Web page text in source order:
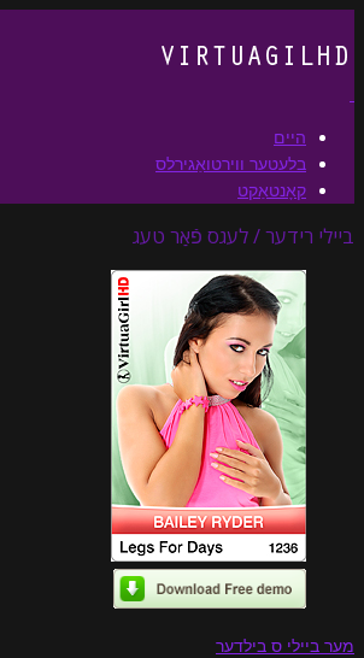
היים
בלעטער ווירטואַגירלס
קאָנטאַקט
ביילי רידער / לעגס פֿאַר טעג
מער ביילי ס בילדער